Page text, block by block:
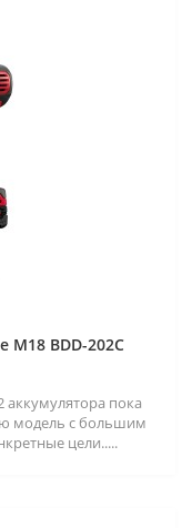
BDD-202C
аккумулятора пока
модель с большим
цели.....